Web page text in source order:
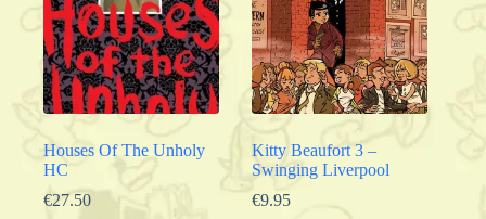
Houses Of The Unholy
HC
€27.50
Kitty Beaufort 3 –
Swinging Liverpool
€9.95